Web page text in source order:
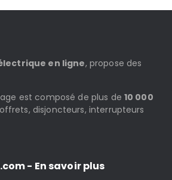
en ligne, propose des
est composé de plus de 10 000
disjoncteurs, interrupteurs
- En savoir plus